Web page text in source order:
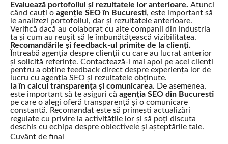
Evaluează portofoliul și rezultatele lor anterioare. Atunci
când cauți o agenție SEO în Bucuresti, este important să
le analizezi portofoliul, dar și rezultatele anterioare.
Verifică dacă au colaborat cu alte companii din industria
ta și cum au reușit să le îmbunătățească vizibilitatea.
Recomandările și feedback-ul primite de la clienți.
Întreabă agenția despre clienții cu care au lucrat anterior
și solicită referințe. Contactează-i mai apoi pe acei clienți
pentru a obține feedback direct despre experiența lor de
lucru cu agenția SEO și rezultatele obținute.
Ia în calcul transparența și comunicarea. De asemenea,
este important să te asiguri că agenția SEO din Bucuresti
pe care o alegi oferă transparență și o comunicare
constantă. Recomandat este să primești actualizări
regulate cu privire la activitățile lor și să poți discuta
deschis cu echipa despre obiectivele și așteptările tale.
Cuvânt de final